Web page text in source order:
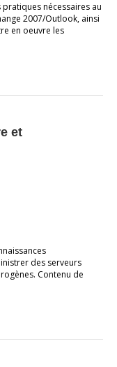
nécessaires au
2007/Outlook, ainsi
en oeuvre les
et
des serveurs
Contenu de